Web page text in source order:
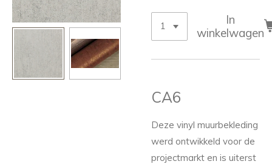
In
winkelwagen
CA6
Deze vinyl muurbekleding
werd ontwikkeld voor de
projectmarkt en is uiterst